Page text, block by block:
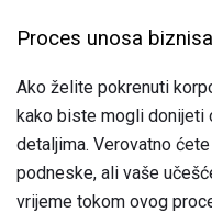
Proces unosa biznisa
Ako želite pokrenuti
kako biste mogli donijeti
detaljima. Verovatno
podneske, ali vaše
vrijeme tokom ovog